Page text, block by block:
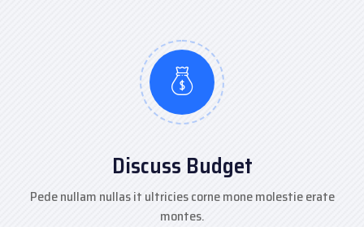
Discuss Budget
Pede nullam nullas it ultricies corne mone molestie erate
montes.